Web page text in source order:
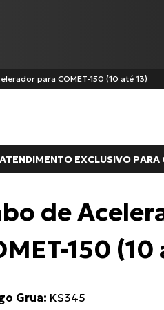
CG-125
Cabo de Embreagem para
C-100 BIZ
BURGMAN-125 I
Todos os produtos
para COMET-150 (10 até 13)
ATENDIMENTO EXCLUSIVO PARA
de
150 (10
Grua: KS345